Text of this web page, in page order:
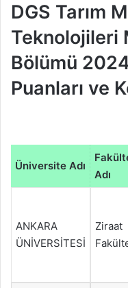
DGS Tarım
Teknolojileri
Bölümü
Puanları ve
Üniversite Adı
Adı
ANKARA
ÜNİVERSİTESİ
Ziraat